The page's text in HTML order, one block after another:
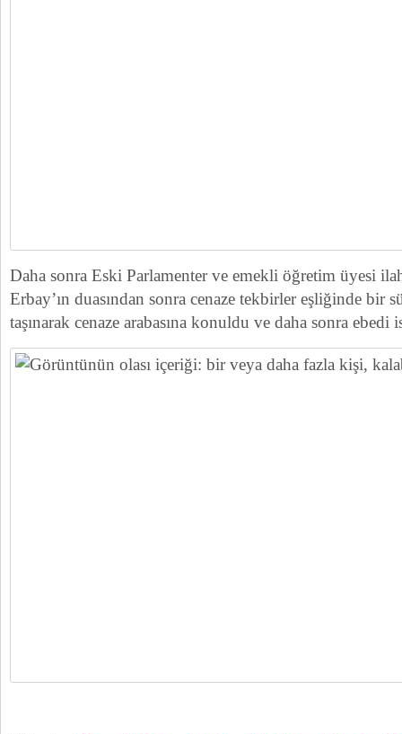
Daha sonra Eski Parlamenter ve emekli öğretim üyesi
Erbay’ın duasından sonra cenaze tekbirler eşliğinde bir
taşınarak cenaze arabasına konuldu ve daha sonra ebedi